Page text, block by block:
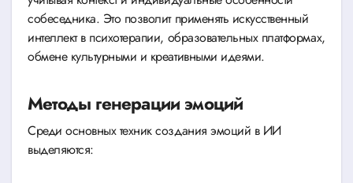
собеседника. Это позволит применять искусственный
интеллект в психотерапии, образовательных платформах,
обмене культурными и креативными идеями.
Методы генерации эмоций
Среди основных техник создания эмоций в ИИ
выделяются: